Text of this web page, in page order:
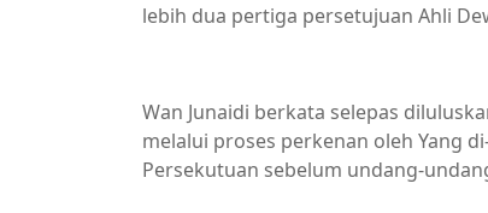
lebih dua pertiga persetujuan Ahli
Wan Junaidi berkata selepas
melalui proses perkenan oleh Yang
Persekutuan sebelum undang-